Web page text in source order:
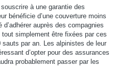
à une garantie des
bénéficie d’une couverture moins
auprès des compagnies
simplement être fixées par ces
par an. Les alpinistes de leur
d’opter pour des assurances
probablement passer par les